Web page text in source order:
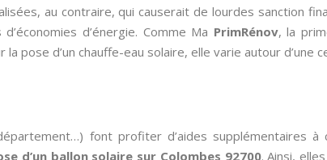
au contraire, qui causerait de lourdes sanction
d’énergie. Comme Ma PrimRénov, la
pose d’un chauffe-eau solaire, elle varie autour d’une
font profiter d’aides supplémentaires
d’un ballon solaire sur Colombes 92700. Ainsi,